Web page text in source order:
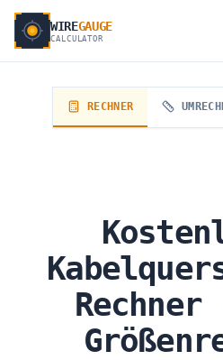
WIREGAUGE
CALCULATOR
RECHNER
Rechner